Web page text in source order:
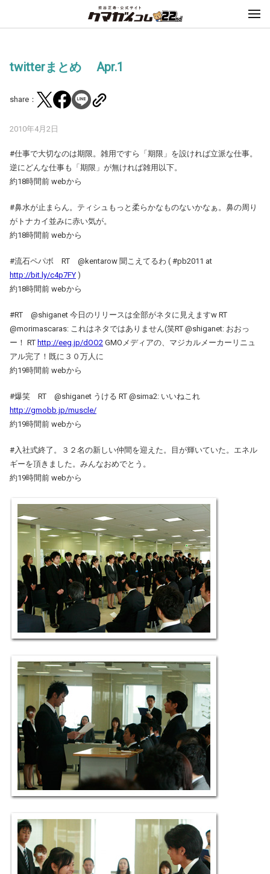
twitterまとめ Apr.1
share：
2010年4月2日
#仕事で大切なのは期限。雑用ですら「期限」を設ければ立派な仕事。
逆にどんな仕事も「期限」が無ければ雑用以下。
約18時間前 webから
#鼻水が止まらん。ティシュもっと柔らかなものないかなぁ。鼻の周り
がトナカイ並みに赤い気が。
約18時間前 webから
#流石ペパボ RT @kentarow 聞こえてるわ ( #pb2011 at
http://bit.ly/c4p7FY )
約18時間前 webから
#RT @shiganet 今日のリリースは全部がネタに見えますw RT
@morimascaras: これはネタではありません(笑RT @shiganet: おおっ
ー！ RT http://eeg.jp/dOO2 GMOメディアの、マジカルメーカーリニュ
アル完了！既に３０万人に
約19時間前 webから
#爆笑 RT @shiganet うける RT @sima2: いいねこれ
http://gmobb.jp/muscle/
約19時間前 webから
#入社式終了。３２名の新しい仲間を迎えた。目が輝いていた。エネル
ギーを頂きました。みんなおめでとう。
約19時間前 webから